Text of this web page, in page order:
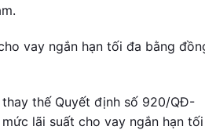
vay ngắn hạn tối đa bằng
thế Quyết định số 920/QĐ-
lãi suất cho vay ngắn hạn tối